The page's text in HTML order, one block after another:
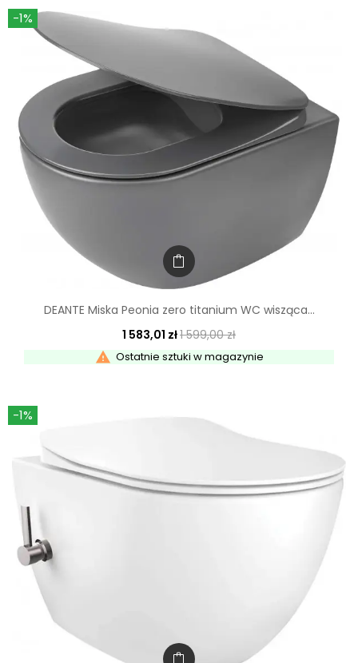
-1%
DEANTE Miska Peonia zero titanium WC wisząca...
1 583,01 zł1 599,00 zł
 Ostatnie sztuki w magazynie
-1%